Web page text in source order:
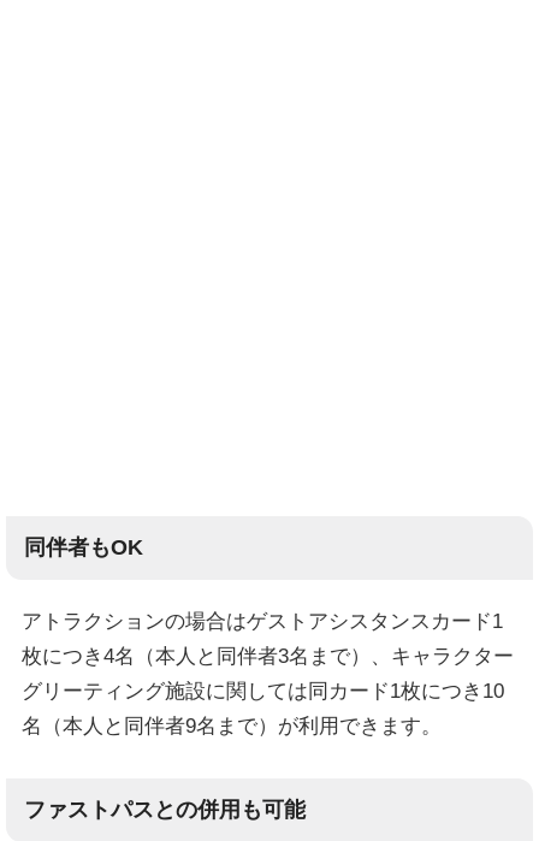
同伴者もOK
アトラクションの場合はゲストアシスタンスカード1
枚につき4名（本人と同伴者3名まで）、キャラクター
グリーティング施設に関しては同カード1枚につき10
名（本人と同伴者9名まで）が利用できます。
ファストパスとの併用も可能